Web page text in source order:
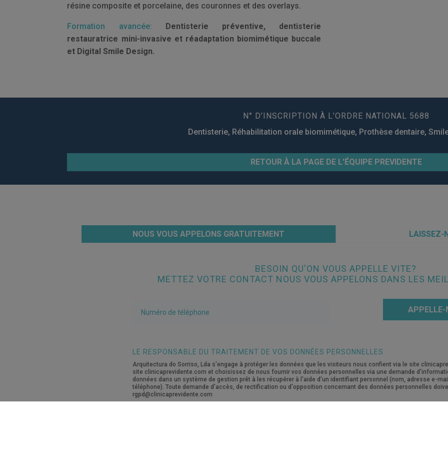
résine composite et porcelaine, des couronnes et des overlays.
Formation avancée:
Dentisterie préventive, dentisterie
restauratrice mini-invasive et réadaptation biomimétique buccale
et Digital Smile Design.
N° D’INSCRIPTION À L’ORDRE NATIONAL 5688
Dentisterie, Réhabilitation orale biomimétique, Prothèse dentaire,
RETOUR À LA PAGE DE L'ÉQUIPE PREVIDENTE
NOUS VOUS APPELONS GRATUITEMENT LAISSEZ-
BESOIN QU'ON VOUS APPELLE VITE?
METTEZ VOTRE CONTACT NOUS VOUS APPELONS DANS LES
LE RESPONSABLE DU TRAITEMENT DE VOS DONNÉES PERSONNELLES
Arquitectura do Sorriso, Lda s'engage à protéger les données que les visiteurs nous confient via le site
site clinicaprevidente.com et choisissez de nous fournir vos données personnelles via une demande
données dans un système de gestion prêt à les récupérer à l'aide d'un identifiant personnel (nom, adresse e-
téléphone). Toute demande d'accès, de rectification ou d'opposition concernant des données personnelles
rgpd@clinicaprevidente.com